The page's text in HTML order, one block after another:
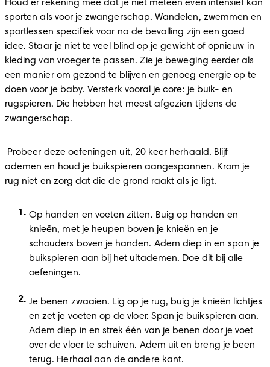
Houd er rekening mee dat je niet meteen even intensief kan
sporten als voor je zwangerschap. Wandelen, zwemmen en
sportlessen specifiek voor na de bevalling zijn een goed
idee. Staar je niet te veel blind op je gewicht of opnieuw in
kleding van vroeger te passen. Zie je beweging eerder als
een manier om gezond te blijven en genoeg energie op te
doen voor je baby. Versterk vooral je core: je buik- en
rugspieren. Die hebben het meest afgezien tijdens de
zwangerschap.
Probeer deze oefeningen uit, 20 keer herhaald. Blijf
ademen en houd je buikspieren aangespannen. Krom je
rug niet en zorg dat die de grond raakt als je ligt.
Op handen en voeten zitten. Buig op handen en
knieën, met je heupen boven je knieën en je
schouders boven je handen. Adem diep in en span je
buikspieren aan bij het uitademen. Doe dit bij alle
oefeningen.
Je benen zwaaien. Lig op je rug, buig je knieën lichtjes
en zet je voeten op de vloer. Span je buikspieren aan.
Adem diep in en strek één van je benen door je voet
over de vloer te schuiven. Adem uit en breng je been
terug. Herhaal aan de andere kant.